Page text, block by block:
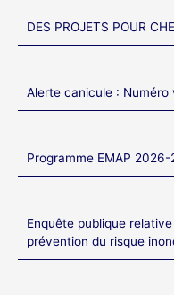
DES PROJETS POUR
Alerte canicule :
Programme EMAP 2026-
Enquête publique
prévention du risque